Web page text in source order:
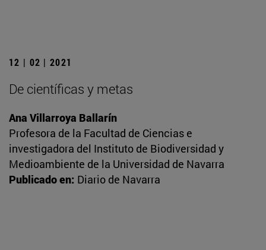
12 | 02 | 2021
De científicas y metas
Ana Villarroya Ballarín
Profesora de la Facultad de Ciencias e
investigadora del Instituto de Biodiversidad y
Medioambiente de la Universidad de Navarra
Publicado en: Diario de Navarra